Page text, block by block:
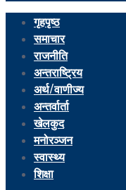
गृहपृष्ठ
समाचार
राजनीति
अन्तराष्ट्रिय
अर्थ/वाणीज्य
अन्तर्वार्ता
खेलकुद
मनोरञ्जन
स्वास्थ्य
शिक्षा